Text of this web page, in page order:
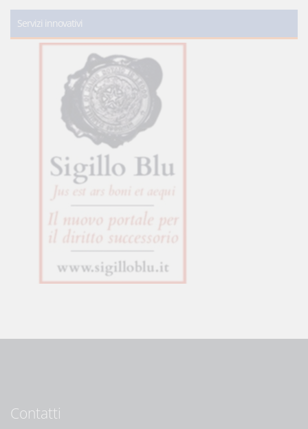
Servizi innovativi
Contatti